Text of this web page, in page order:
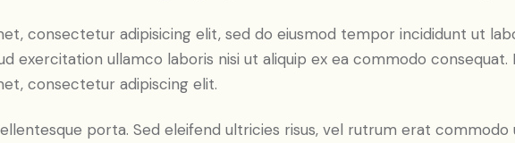
consectetur adipisicing elit, sed do eiusmod tempor incididunt ut
exercitation ullamco laboris nisi ut aliquip ex ea commodo
consectetur adipiscing elit.
porta. Sed eleifend ultricies risus, vel rutrum erat commodo